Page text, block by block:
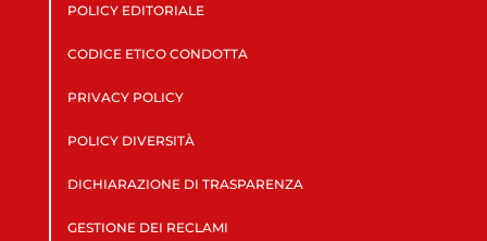
POLICY EDITORIALE
CODICE ETICO CONDOTTA
PRIVACY POLICY
POLICY DIVERSITÀ
DICHIARAZIONE DI TRASPARENZA
GESTIONE DEI RECLAMI